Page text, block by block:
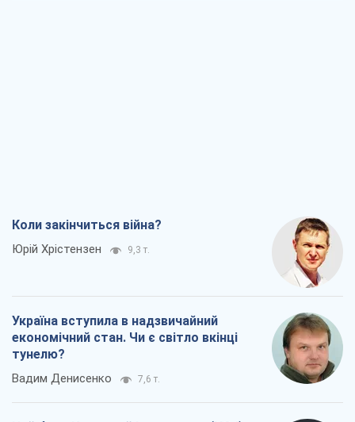
Коли закінчиться війна?
Юрій Хрістензен 9,3 т.
Україна вступила в надзвичайний
економічний стан. Чи є світло вкінці
тунелю?
Вадим Денисенко 7,6 т.